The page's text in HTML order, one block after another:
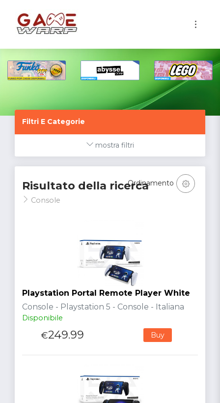
Filtri E Categorie
mostra filtri
Risultato della ricerca
Console
Ordinamento
Playstation Portal Remote Player White
Console - Playstation 5 - Console - Italiana
Disponibile
€249.99 Buy